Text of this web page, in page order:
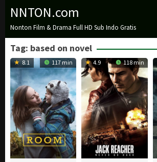
Loncat
konten
NNTON.com
Nonton Film & Drama Full HD Sub Indo Gratis
Tag: based on novel
8.1 117 min 4.9 118 min